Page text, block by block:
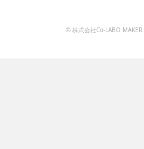
© 株式会社Co-LABO